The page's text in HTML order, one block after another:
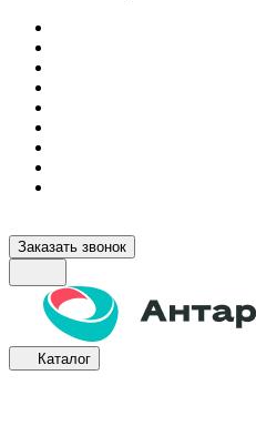
Заказать звонок
Каталог